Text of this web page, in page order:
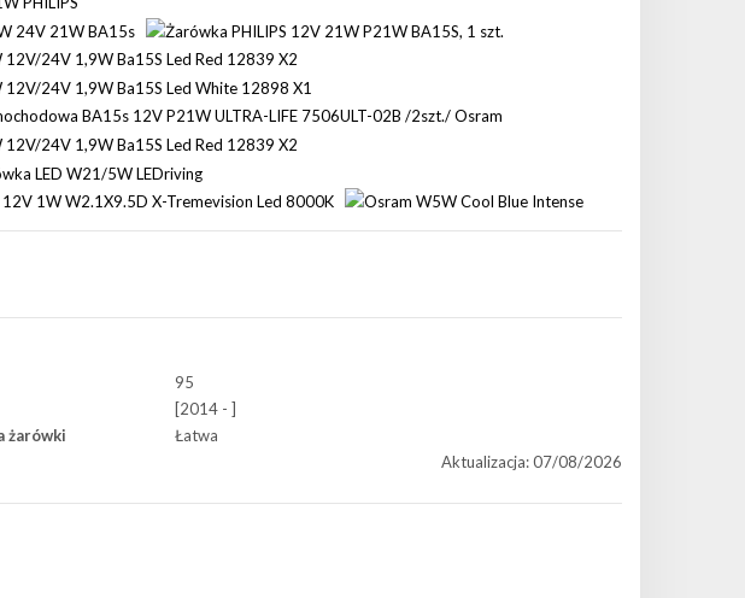
95
[2014 - ]
żarówki
Łatwa
Aktualizacja: 07/08/2026